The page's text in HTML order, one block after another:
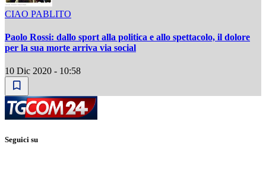
CIAO PABLITO
Paolo Rossi: dallo sport alla politica e allo spettacolo, il dolore
per la sua morte arriva via social
10 Dic 2020 - 10:58
Seguici su